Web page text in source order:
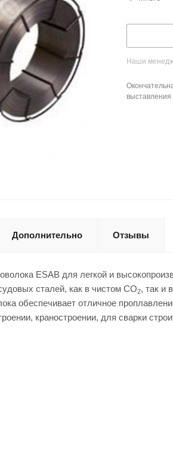
Наши
выставления
Дополнительно Отзывы
ESAB для легкой и
сталей, как в чистом CO2, так и
обеспечивает отличное
краностроении, для сварки